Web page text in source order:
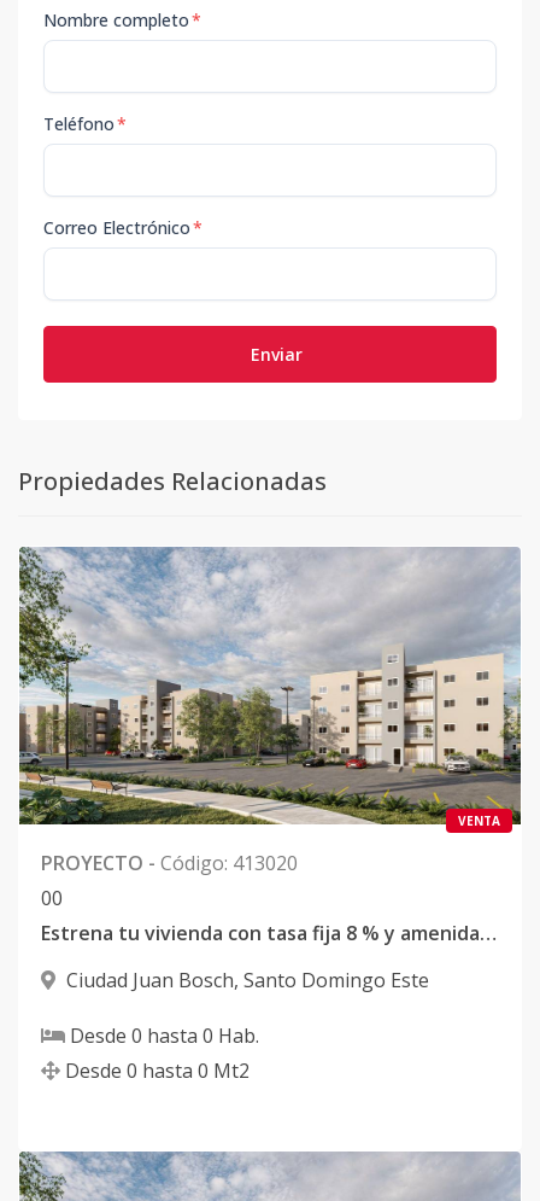
Nombre completo*
Teléfono*
Correo Electrónico*
Enviar
Propiedades Relacionadas
VENTA
PROYECTO - Código: 413020
00
Estrena tu vivienda con tasa fija 8 % y amenidades premium en Santo Domingo Este
Ciudad Juan Bosch, Santo Domingo Este
Desde 0 hasta 0 Hab.
Desde 0 hasta 0 Mt2